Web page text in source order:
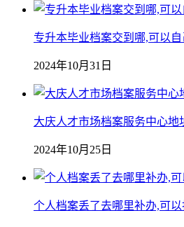
专升本毕业档案交到哪,可以自
2024年10月31日
大庆人才市场档案服务中心地
2024年10月25日
个人档案丢了去哪里补办,可以